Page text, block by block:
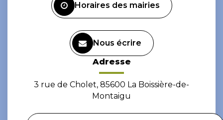
Horaires des mairies
Nous écrire
Adresse
3 rue de Cholet, 85600 La Boissière-de-
Montaigu